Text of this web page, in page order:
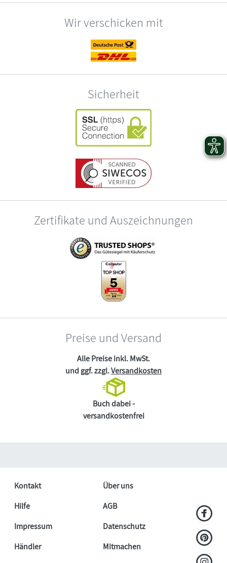
Wir verschicken mit
Sicherheit
Zertifikate und Auszeichnungen
Preise und Versand
Alle Preise inkl. MwSt.
und ggf. zzgl.Versandkosten
Buch dabei -
versandkostenfrei
Kontakt
Über uns
Hilfe
AGB
Impressum
Datenschutz
Händler
Mitmachen